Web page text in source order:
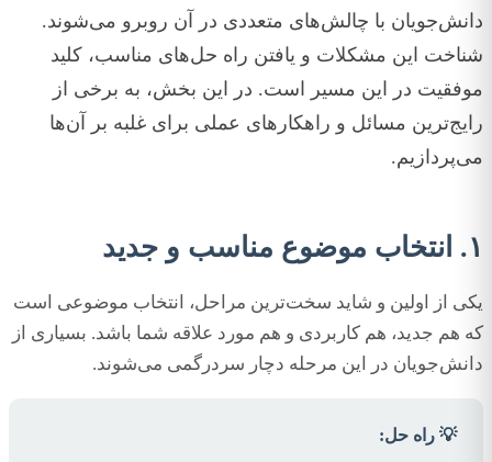
دانش‌جویان با چالش‌های متعددی در آن روبرو می‌شوند.
شناخت این مشکلات و یافتن راه حل‌های مناسب، کلید
موفقیت در این مسیر است. در این بخش، به برخی از
رایج‌ترین مسائل و راهکارهای عملی برای غلبه بر آن‌ها
می‌پردازیم.
۱. انتخاب موضوع مناسب و جدید
یکی از اولین و شاید سخت‌ترین مراحل، انتخاب موضوعی است
که هم جدید، هم کاربردی و هم مورد علاقه شما باشد. بسیاری از
دانش‌جویان در این مرحله دچار سردرگمی می‌شوند.
💡 راه حل: